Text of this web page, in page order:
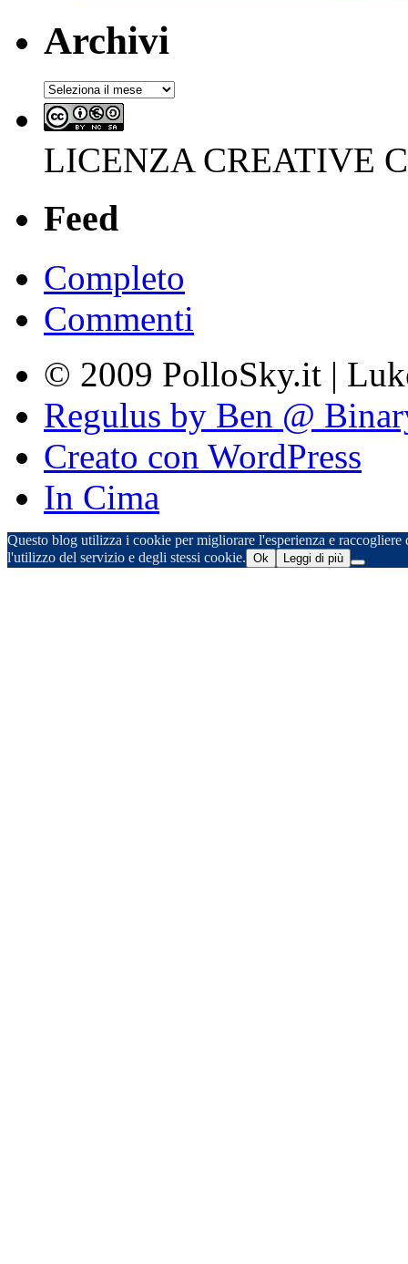
Archivi
Archivi
LICENZA CREATIVE
Feed
Completo
Commenti
© 2009 PolloSky.it |
Regulus by Ben @
Creato con WordPress
In Cima
Questo blog utilizza i cookie per migliorare l'esperienza e
l'utilizzo del servizio e degli stessi cookie. Ok Leggi di più